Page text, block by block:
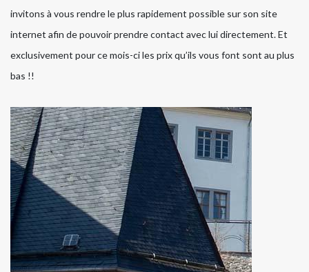
invitons à vous rendre le plus rapidement possible sur son site
internet afin de pouvoir prendre contact avec lui directement. Et
exclusivement pour ce mois-ci les prix qu’ils vous font sont au plus
bas !!